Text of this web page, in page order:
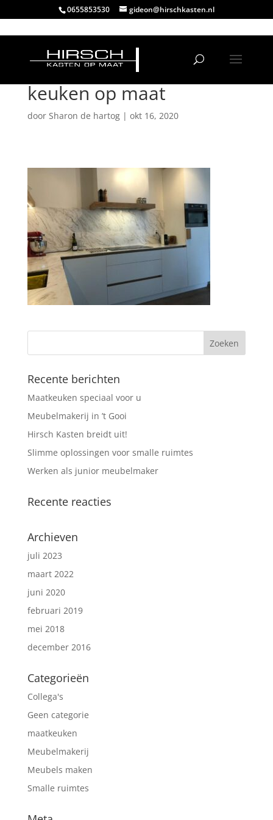
0655853530 gideon@hirschkasten.nl
keuken op maat
door Sharon de hartog| okt 16, 2020
Recente berichten
Maatkeuken speciaal voor u
Meubelmakerij in ’t Gooi
Hirsch Kasten breidt uit!
Slimme oplossingen voor smalle ruimtes
Werken als junior meubelmaker
Recente reacties
Archieven
juli 2023
maart 2022
juni 2020
februari 2019
mei 2018
december 2016
Categorieën
Collega's
Geen categorie
maatkeuken
Meubelmakerij
Meubels maken
Smalle ruimtes